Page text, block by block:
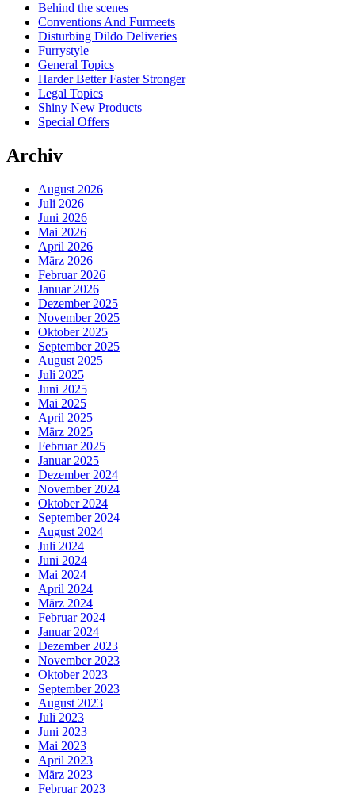
Behind the scenes
Conventions And Furmeets
Disturbing Dildo Deliveries
Furrystyle
General Topics
Harder Better Faster Stronger
Legal Topics
Shiny New Products
Special Offers
Archiv
August 2026
Juli 2026
Juni 2026
Mai 2026
April 2026
März 2026
Februar 2026
Januar 2026
Dezember 2025
November 2025
Oktober 2025
September 2025
August 2025
Juli 2025
Juni 2025
Mai 2025
April 2025
März 2025
Februar 2025
Januar 2025
Dezember 2024
November 2024
Oktober 2024
September 2024
August 2024
Juli 2024
Juni 2024
Mai 2024
April 2024
März 2024
Februar 2024
Januar 2024
Dezember 2023
November 2023
Oktober 2023
September 2023
August 2023
Juli 2023
Juni 2023
Mai 2023
April 2023
März 2023
Februar 2023